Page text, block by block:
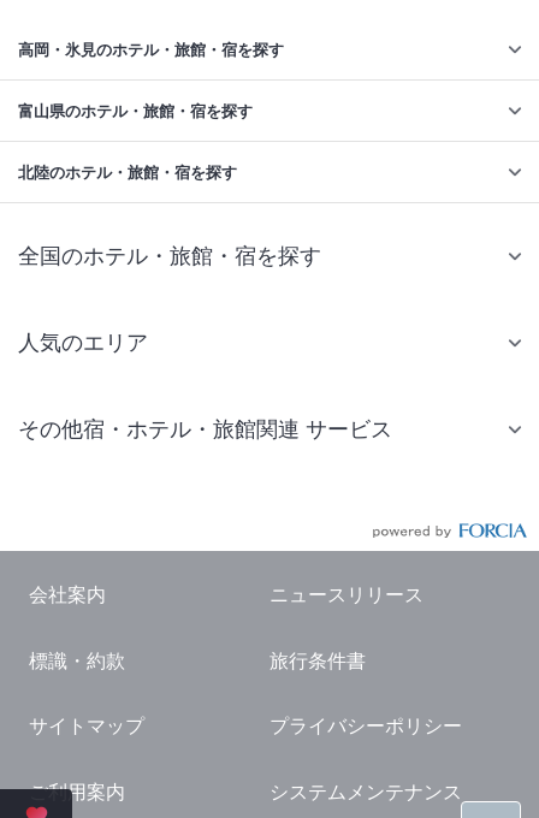
高岡・氷見のホテル・旅館・宿を探す
富山県のホテル・旅館・宿を探す
北陸のホテル・旅館・宿を探す
全国のホテル・旅館・宿を探す
人気のエリア
仙台 ホテル
東京ドーム ホテル
横浜 ホテル
熱海 ホテル
京都 ホテル
その他宿・ホテル・旅館関連 サービス
国内観光ガイド
旅行・観光情報
会社案内 ニュースリリース
標識・約款 旅行条件書
サイトマップ プライバシーポリシー
ご利用案内 システムメンテナンス